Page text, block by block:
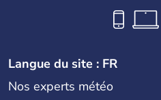
Langue du site : FR
Nos experts météo